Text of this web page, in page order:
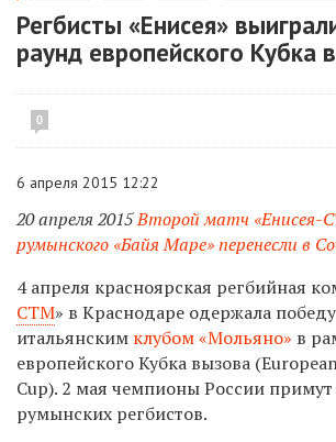
Регбисты «Енисея»
раунд европейского Кубка
0
6 апреля 2015 12:22
20 апреля 2015Второй матч «Енисея-
румынского «Байя Маре» перенесли в
4 апреля красноярская регбийная
СТМ» в Краснодаре одержала
итальянским клубом «Мольяно» в
европейского Кубка вызова
Cup). 2 мая чемпионы России
румынских регбистов.